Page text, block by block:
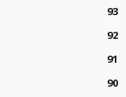
93
92
91
90